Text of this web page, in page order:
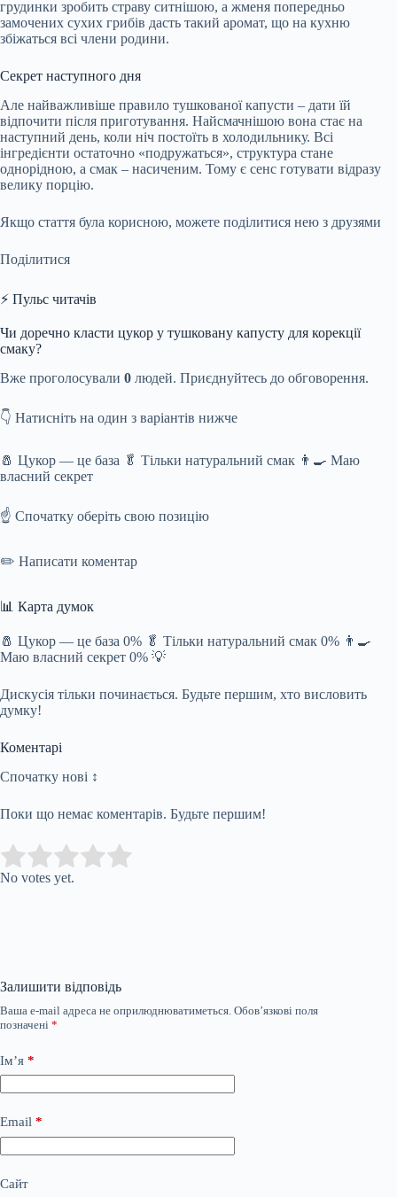
грудинки зробить страву ситнішою, а жменя попередньо
замочених сухих грибів дасть такий аромат, що на кухню
збіжаться всі члени родини.
Секрет наступного дня
Але найважливіше правило тушкованої капусти – дати їй
відпочити після приготування. Найсмачнішою вона стає на
наступний день, коли ніч постоїть в холодильнику. Всі
інгредієнти остаточно «подружаться», структура стане
однорідною, а смак – насиченим. Тому є сенс готувати відразу
велику порцію.
Якщо стаття була корисною, можете поділитися нею з друзями
Поділитися
⚡ Пульс читачів
Чи доречно класти цукор у тушковану капусту для корекції
смаку?
Вже проголосували 0 людей. Приєднуйтесь до обговорення.
👇 Натисніть на один з варіантів нижче
🧂 Цукор — це база 🥬 Тільки натуральний смак 👨‍🍳 Маю
власний секрет
☝️ Спочатку оберіть свою позицію
✏️ Написати коментар
📊 Карта думок
🧂 Цукор — це база 0% 🥬 Тільки натуральний смак 0% 👨‍🍳
Маю власний секрет 0% 💡
Дискусія тільки починається. Будьте першим, хто висловить
думку!
Коментарі
Спочатку нові ↕
Поки що немає коментарів. Будьте першим!
Rate this item:
No votes yet.
Залишити відповідь
Ваша e-mail адреса не оприлюднюватиметься. Обов’язкові поля
позначені *
Ім’я *
Email *
Сайт